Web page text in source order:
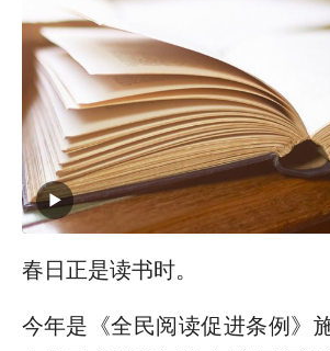
春日正是读书时。
今年是《全民阅读促进条例》